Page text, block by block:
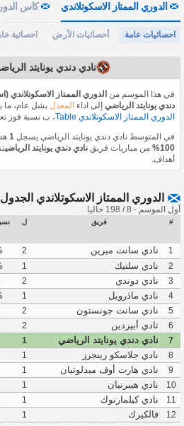
الدوري الممتاز الاسكوتلاندي كأس
احصائيات عامة أحصائيات الأرض احصائية
نادي دندي يونايتد
في هذا الموسم من
الدوري الممتاز الاسكوتلاندي
دندي يونايتد الرياضي
إلى اداء المعدل بشل عام، ما
الدوري الممتاز الاسكوتلاندي Table
، ب نسبة فوز
في المتوسط نادي دندي يونايتد الرياضي يسجل 1
100%
من مباريات فريقنادي دندي يونايتد الرياضي
أهداف.
الدوري الممتاز الاسكوتلاندي الجدول
أول الموسم - 8 / 198 حاليا
# فريق ل
1 نادي سانت ميرين 2
2
نادي سلتيك 1
3
نادي دوندي 2
4
نادي ماذرويل 1
5
نادي سانت جونستون 2
6
نادي أبيردين 2
7
نادي دندي يونايتد الرياضي 1
8
نادي جلاسكو رينجرز 1
9
نادي هارت أوف ميدلوثيان 1
10
نادي هيبرنيان 1
11
نادي كيلمارنوك 1
12
فالكيرك 1